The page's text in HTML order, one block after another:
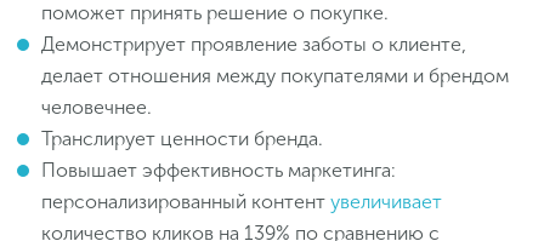
поможет принять решение о покупке.
Демонстрирует проявление заботы о клиенте,
делает отношения между покупателями и брендом
человечнее.
Транслирует ценности бренда.
Повышает эффективность маркетинга:
персонализированный контент увеличивает
количество кликов на 139% по сравнению с